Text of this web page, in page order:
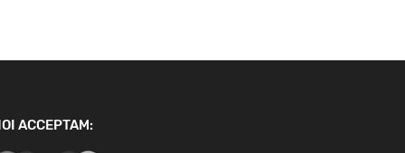
ACCEPTAM: